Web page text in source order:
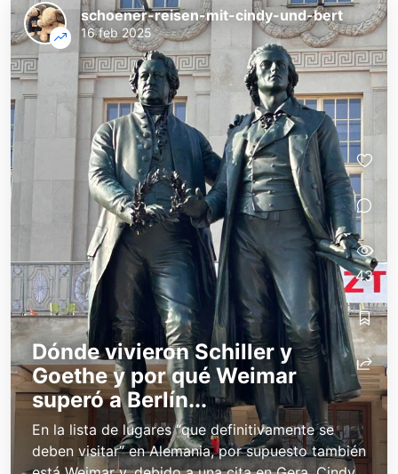
Dónde vivieron Schiller y
Goethe y por qué Weimar
superó a Berlín...
En la lista de lugares “que definitivamente se
deben visitar” en Alemania, por supuesto también
schoener-reisen-mit-cindy-und-bert
16 feb 2025
43